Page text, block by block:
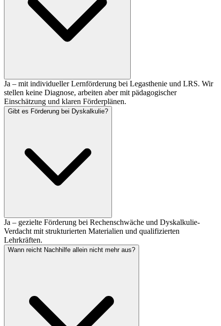
Ja – mit individueller Lernförderung bei Legasthenie und LRS. Wir
stellen keine Diagnose, arbeiten aber mit pädagogischer
Einschätzung und klaren Förderplänen.
Gibt es Förderung bei Dyskalkulie?
Ja – gezielte Förderung bei Rechenschwäche und Dyskalkulie-
Verdacht mit strukturierten Materialien und qualifizierten
Lehrkräften.
Wann reicht Nachhilfe allein nicht mehr aus?